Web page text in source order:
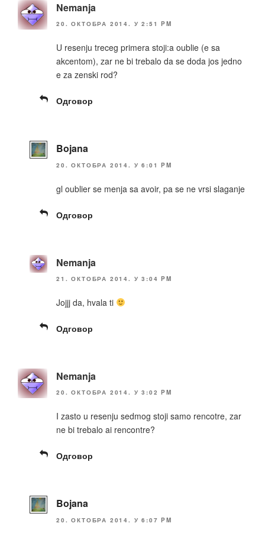
Nemanja
20. ОКТОБРА 2014. У 2:51 PM
U resenju treceg primera stoji:a oublie (e sa
akcentom), zar ne bi trebalo da se doda jos jedno
e za zenski rod?
Одговор
Bojana
20. ОКТОБРА 2014. У 6:01 PM
gl oublier se menja sa avoir, pa se ne vrsi slaganje
Одговор
Nemanja
21. ОКТОБРА 2014. У 3:04 PM
Jojjj da, hvala ti
Одговор
Nemanja
20. ОКТОБРА 2014. У 3:02 PM
I zasto u resenju sedmog stoji samo rencotre, zar
ne bi trebalo ai rencontre?
Одговор
Bojana
20. ОКТОБРА 2014. У 6:07 PM